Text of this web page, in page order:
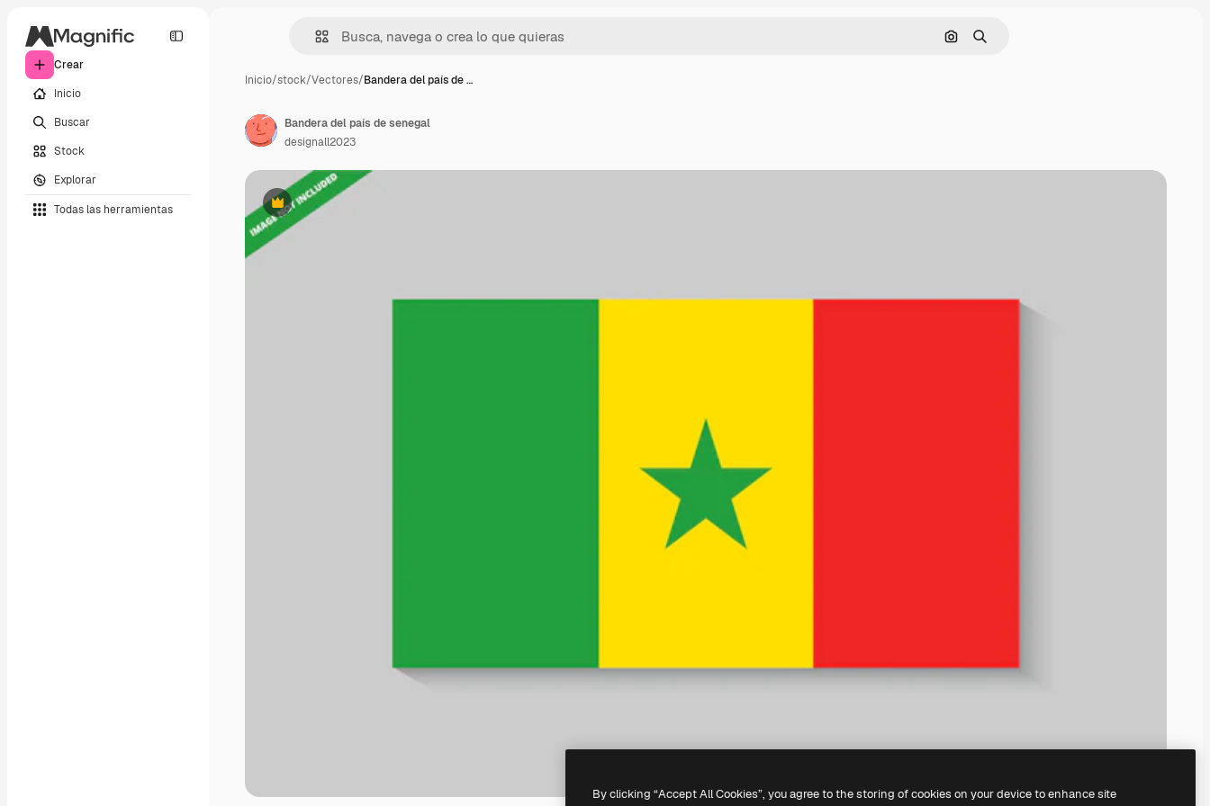
Crear
Inicio
Buscar
Stock
Explorar
Todas las herramientas
Buscar por imagen
Buscar
Inicio/stock/Vectores/Bandera del país de …
Premium
Bandera del país de senegal
designall2023
By clicking “Accept All Cookies”, you agree to the storing of cookies on your device to enhance site